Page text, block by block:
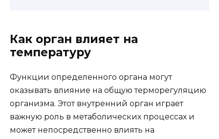
Как орган влияет на
температуру
Функции определенного органа могут
оказывать влияние на общую терморегуляцию
организма. Этот внутренний орган играет
важную роль в метаболических процессах и
может непосредственно влиять на